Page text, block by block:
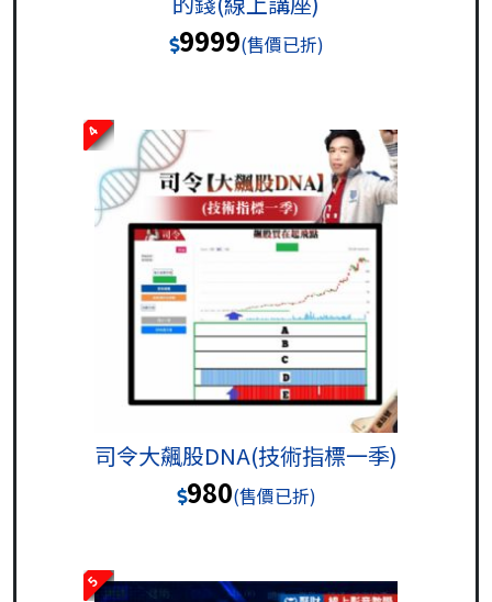
9999(售價已折)
4
司令大飆股DNA(技術指標一季)
980(售價已折)
5